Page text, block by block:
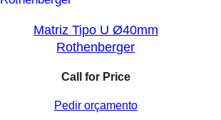
Matriz Tipo U Ø40mm
Rothenberger
Call for Price
Pedir orçamento